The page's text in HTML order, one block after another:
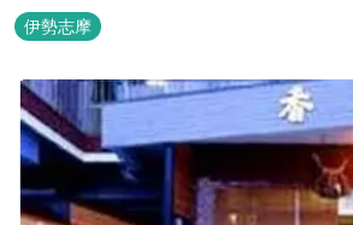
性に人気。
伊勢志摩